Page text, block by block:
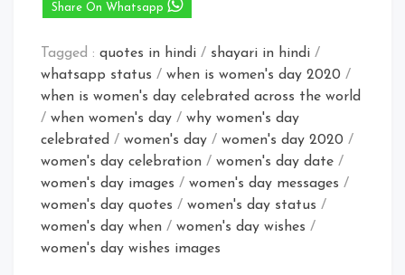
Share On Whatsapp
Tagged : quotes in hindi / shayari in hindi /
whatsapp status / when is women's day 2020 /
when is women's day celebrated across the world
/ when women's day / why women's day
celebrated / women's day / women's day 2020 /
women's day celebration / women's day date /
women's day images / women's day messages /
women's day quotes / women's day status /
women's day when / women's day wishes /
women's day wishes images